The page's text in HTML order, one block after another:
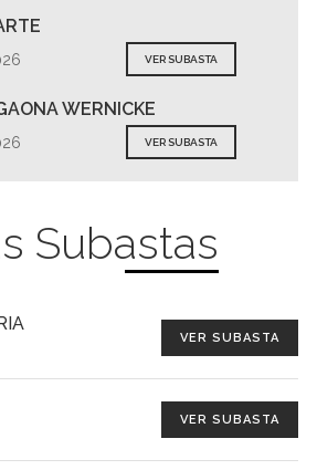
VER SUBASTA
WERNICKE
VER SUBASTA
Subastas
VER SUBASTA
VER SUBASTA